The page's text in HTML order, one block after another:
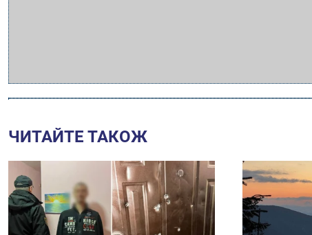
ЧИТАЙТЕ ТАКОЖ